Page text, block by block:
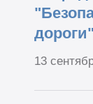
дороги"
13